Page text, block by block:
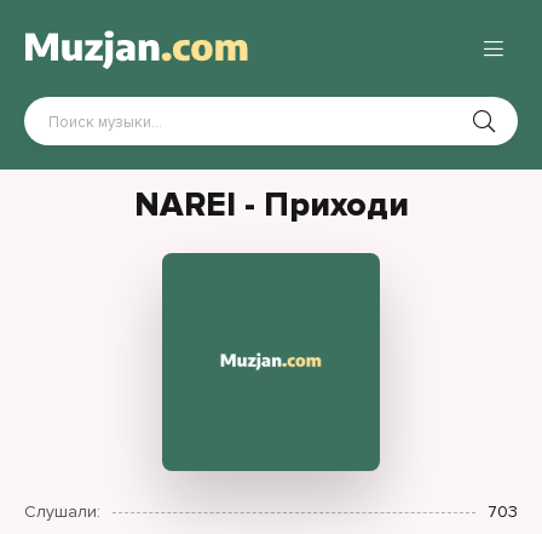
NAREI - Приходи
Слушали:
703